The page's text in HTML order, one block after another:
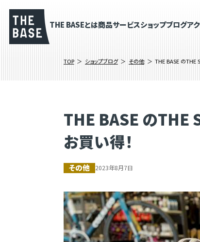
THE BASEとは商品サービスショップブログア
TOP ショップブログ その他 THE BASE のTHE
THE BASE のTHE
お買い得！
その他 2023年8月7日